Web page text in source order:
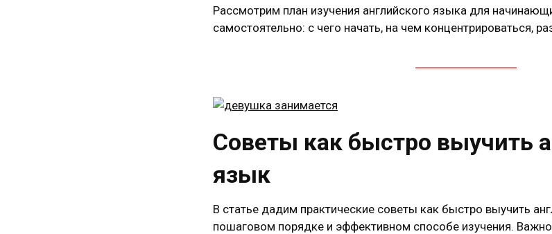
Рассмотрим план изучения английского языка для
самостоятельно: с чего начать, на чем концентрироваться,
Советы как быстро выучить
язык
В статье дадим практические советы как быстро выучить
пошаговом порядке и эффективном способе изучения.